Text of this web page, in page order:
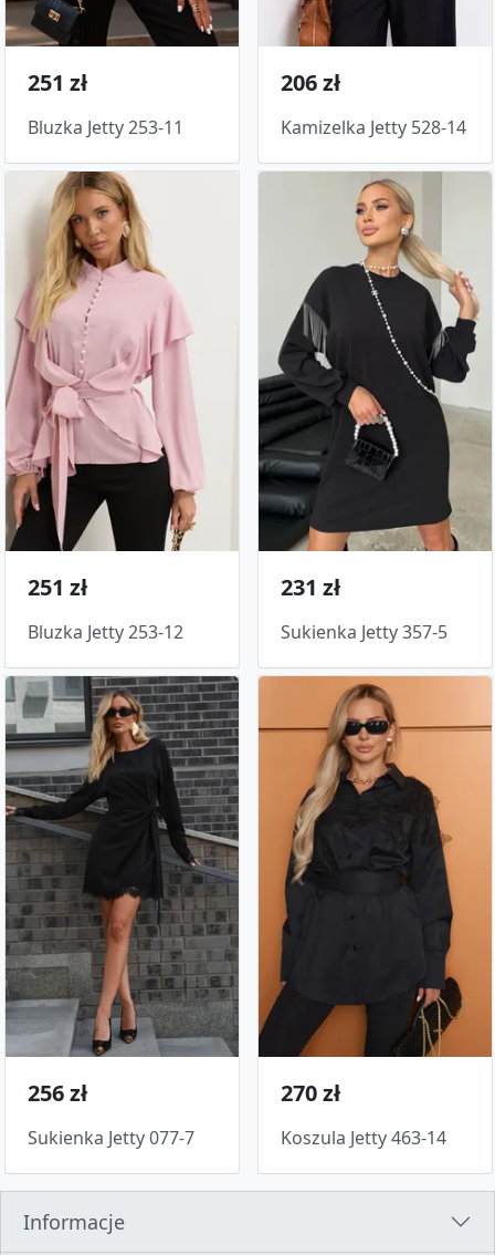
251 zł
Bluzka Jetty 253-11
206 zł
Kamizelka Jetty 528-14
251 zł
Bluzka Jetty 253-12
231 zł
Sukienka Jetty 357-5
256 zł
Sukienka Jetty 077-7
270 zł
Koszula Jetty 463-14
Informacje